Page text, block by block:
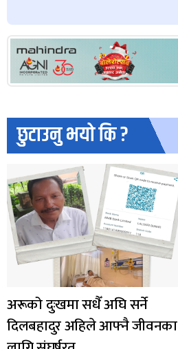
छुटाउनु भयो कि ?
अरूको दुःखमा सधैँ अघि सर्ने
दिलबहादुर अहिले आफ्नै जीवनका